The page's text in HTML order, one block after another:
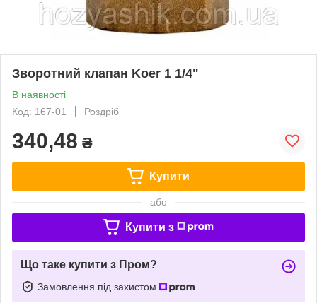
Зворотний клапан Koer 1 1/4"
В наявності
Код: 167-01
Роздріб
340,48 ₴
Купити
або
Купити з
Що таке купити з Пром?
Замовлення під захистом